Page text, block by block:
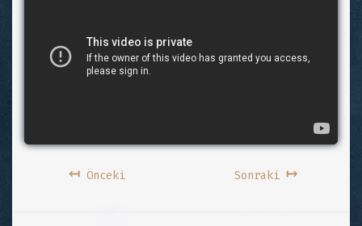
↤Önceki Sonraki ↦